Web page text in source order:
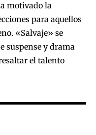
motivado la
para aquellos
«Salvaje» se
suspense y drama
el talento